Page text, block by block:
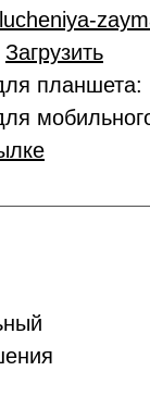
Загрузить
планшета: